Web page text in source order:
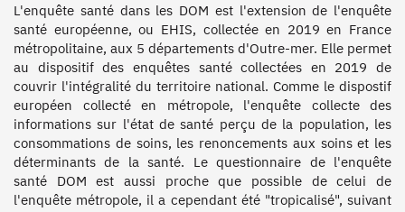
L'enquête santé dans les DOM est l'extension de l'enquête
santé européenne, ou EHIS, collectée en 2019 en France
métropolitaine, aux 5 départements d'Outre-mer. Elle permet
au dispositif des enquêtes santé collectées en 2019 de
couvrir l'intégralité du territoire national. Comme le dispostif
européen collecté en métropole, l'enquête collecte des
informations sur l'état de santé perçu de la population, les
consommations de soins, les renoncements aux soins et les
déterminants de la santé. Le questionnaire de l'enquête
santé DOM est aussi proche que possible de celui de
l'enquête métropole, il a cependant été "tropicalisé", suivant